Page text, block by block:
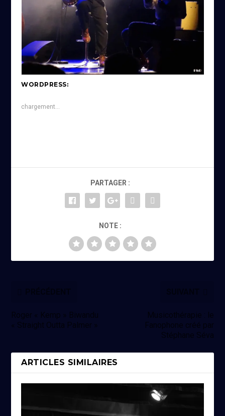
WORDPRESS:
chargement…
PARTAGER :
NOTE :
Roger « Kemp » Biwandu
« Straight Outta Palmer »
Musicothérapie : le
Fanophone créé par
Stéphane Séva
ARTICLES SIMILAIRES